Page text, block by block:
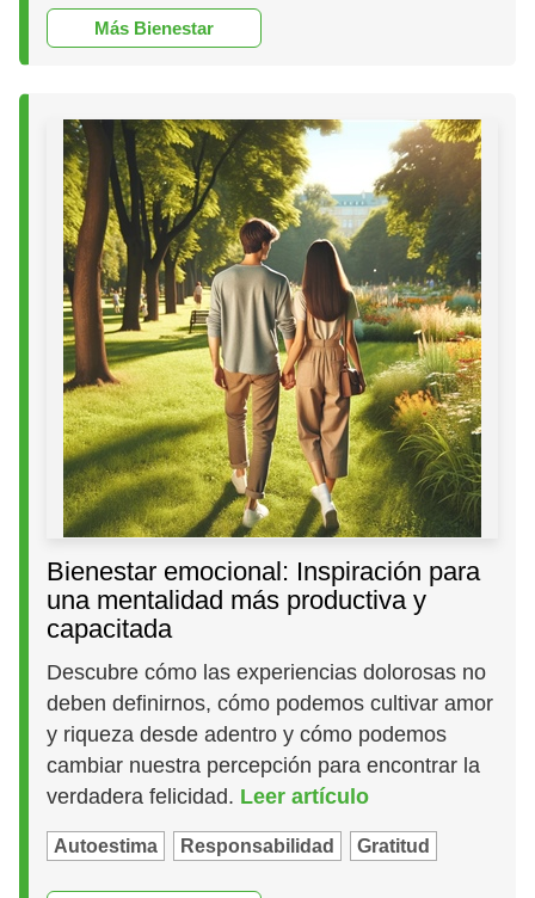
Más Bienestar
Bienestar emocional: Inspiración para
una mentalidad más productiva y
capacitada
Descubre cómo las experiencias dolorosas no
deben definirnos, cómo podemos cultivar amor
y riqueza desde adentro y cómo podemos
cambiar nuestra percepción para encontrar la
verdadera felicidad. Leer artículo
Autoestima Responsabilidad Gratitud